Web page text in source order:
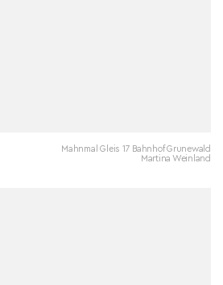
Mahnmal Gleis 17 Bahnhof Grunewald
Martina Weinland